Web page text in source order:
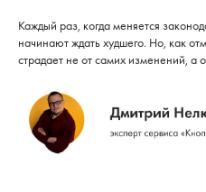
Каждый раз, когда меняется
начинают ждать худшего. Но, как
страдает не от самих изменений, а